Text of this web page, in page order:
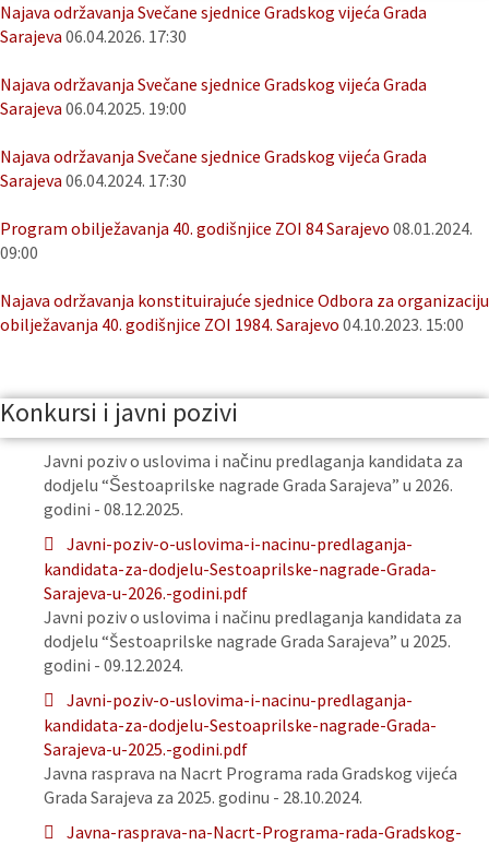
Najava održavanja Svečane sjednice Gradskog vijeća Grada
Sarajeva 06.04.2026. 17:30
Najava održavanja Svečane sjednice Gradskog vijeća Grada
Sarajeva 06.04.2025. 19:00
Najava održavanja Svečane sjednice Gradskog vijeća Grada
Sarajeva 06.04.2024. 17:30
Program obilježavanja 40. godišnjice ZOI 84 Sarajevo 08.01.2024.
09:00
Najava održavanja konstituirajuće sjednice Odbora za organizaciju
obilježavanja 40. godišnjice ZOI 1984. Sarajevo 04.10.2023. 15:00
Konkursi i javni pozivi
Javni poziv o uslovima i načinu predlaganja kandidata za
dodjelu “Šestoaprilske nagrade Grada Sarajeva” u 2026.
godini - 08.12.2025.
Javni-poziv-o-uslovima-i-nacinu-predlaganja-
kandidata-za-dodjelu-Sestoaprilske-nagrade-Grada-
Sarajeva-u-2026.-godini.pdf
Javni poziv o uslovima i načinu predlaganja kandidata za
dodjelu “Šestoaprilske nagrade Grada Sarajeva” u 2025.
godini - 09.12.2024.
Javni-poziv-o-uslovima-i-nacinu-predlaganja-
kandidata-za-dodjelu-Sestoaprilske-nagrade-Grada-
Sarajeva-u-2025.-godini.pdf
Javna rasprava na Nacrt Programa rada Gradskog vijeća
Grada Sarajeva za 2025. godinu - 28.10.2024.
Javna-rasprava-na-Nacrt-Programa-rada-Gradskog-